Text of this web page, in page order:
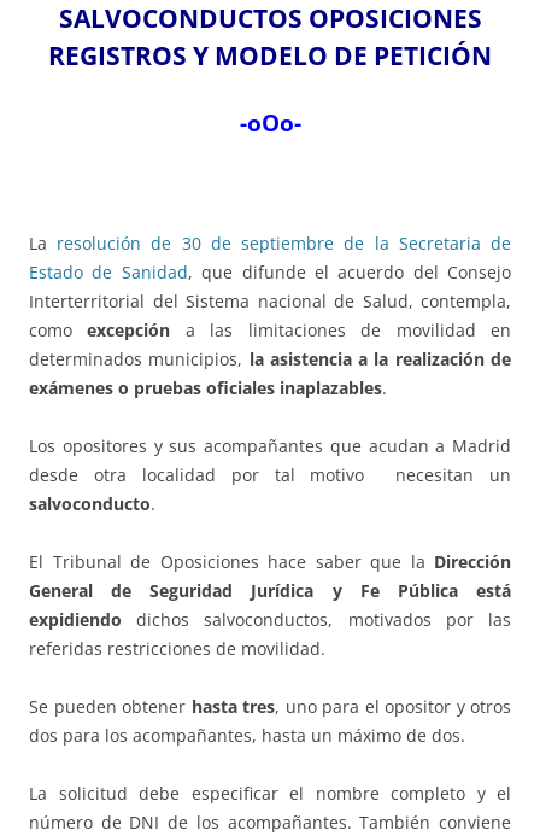
SALVOCONDUCTOS OPOSICIONES
REGISTROS Y MODELO DE PETICIÓN
-oOo-
La resolución de 30 de septiembre de la Secretaria de
Estado de Sanidad, que difunde el acuerdo del Consejo
Interterritorial del Sistema nacional de Salud, contempla,
comoexcepción a las limitaciones de movilidad en
determinados municipios, la asistencia a la realización de
exámenes o pruebas oficiales inaplazables.
Los opositores y sus acompañantes que acudan a Madrid
desde otra localidad por tal motivo necesitan un
salvoconducto.
El Tribunal de Oposiciones hace saber que la Dirección
General de Seguridad Jurídica y Fe Pública está
expidiendo dichos salvoconductos, motivados por las
referidas restricciones de movilidad.
Se pueden obtener hasta tres, uno para el opositor y otros
dos para los acompañantes, hasta un máximo de dos.
La solicitud debe especificar el nombre completo y el
número de DNI de los acompañantes. También conviene